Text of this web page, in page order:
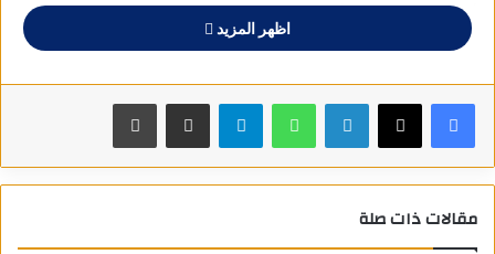
أرشيفية لغزة قبل وأثناء الحرب، التقطها مصورون محترفون.
في خدمة بي بي سي العالمية من أجل برنامج بي بي سي ستوري
فيل.
يشكل هذا الفيلم جزءاً من مجموعة من البرامج التي تأتي في ذكرى
السابع من أكتوبر وحرب إسرائيل وغزة، والتي تضم عدة برامج
اظهر المزيد
فيسبوك لينكدإن واتساب
مقالات ذات صلة